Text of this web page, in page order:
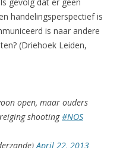
handelingsperspectief is
is naar andere
(Driehoek Leiden,
open, maar ouders
shooting#NOS
April 22, 2013